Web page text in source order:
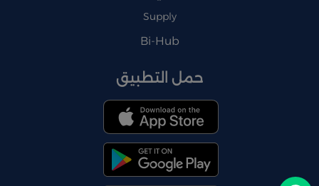
Supply
Bi-Hub
حمل التطبيق